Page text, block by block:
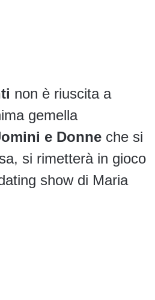
non è riuscita a
gemella
e Donne che si
si rimetterà in gioco
show di Maria